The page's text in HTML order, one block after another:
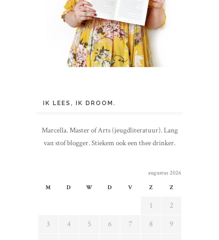
IK LEES, IK DROOM.
Marcella. Master of Arts (jeugdliteratuur). Lang
van stof blogger. Stiekem ook een thee drinker.
augustus 2026
M
D W D V Z Z
1
2
3
4 5 6 7 8
9